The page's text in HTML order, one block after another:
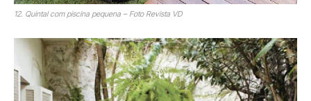
12. Quintal com piscina pequena – Foto Revista VD